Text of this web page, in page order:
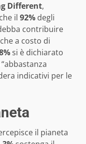
Different,
il 92% degli
contribuire
a costo di
si è dichiarato
“abbastanza
indicativi per le
il pianeta